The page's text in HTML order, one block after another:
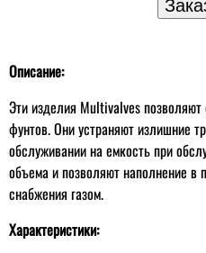
Описание:
Эти изделия Multivalves
фунтов. Они устраняют излишние
обслуживании на емкость при
объема и позволяют наполнение в
снабжения газом.
Характеристики: